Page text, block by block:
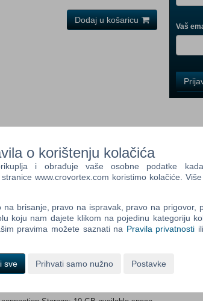
quest to thwart Lord Business’ evil
for. It’s a wild ride with a surprising
Wonder Woman, the Green Ninja,
service packs and updates installed
Intel CPU, such as Intel Pentium Dual
GeForce 7600 GS or ATI Radeon X1950
Dodaj u košaricu
Vaš
Field
One
Field
Two
o korištenju kolačića
i obrađuje vaše osobne podatke
www.crovortex.com koristimo kolačiće.
brisanje, pravo na ispravak, pravo na prigovor,
koju nam dajete klikom na pojedinu kategoriju
pravima možete saznati na Pravila privatnosti
sve Prihvati samo nužno Postavke